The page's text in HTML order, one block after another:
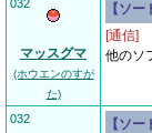
032
マッスグマ
(ホウエンのすが
た)
【ソー
[通信]
他のソ
032
【ソー